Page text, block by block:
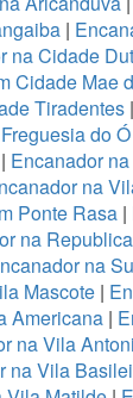
|
na Cidade
Cidade Mae
Tiradentes|
do Ó
| Encanador
na
Ponte Rasa|
na Republica
na
Mascote |
Americana|
na Vila
na Vila